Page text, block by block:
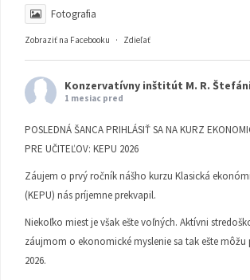
Fotografia
Zobraziť na Facebooku · Zdieľať
Konzervatívny inštitút M. R.
1 mesiac pred
POSLEDNÁ ŠANCA PRIHLÁSIŤ SA NA KURZ
PRE UČITEĽOV: KEPU 2026
Záujem o prvý ročník nášho kurzu Klasická
(KEPU) nás príjemne prekvapil.
Niekoľko miest je však ešte voľných. Aktívni
záujmom o ekonomické myslenie sa tak ešte môžu
2026.